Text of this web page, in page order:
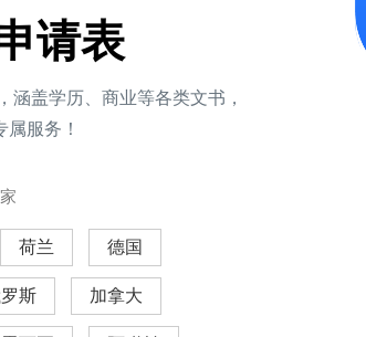
请表
盖学历、商业等各类文书，
服务！
荷兰 德国
斯 加拿大